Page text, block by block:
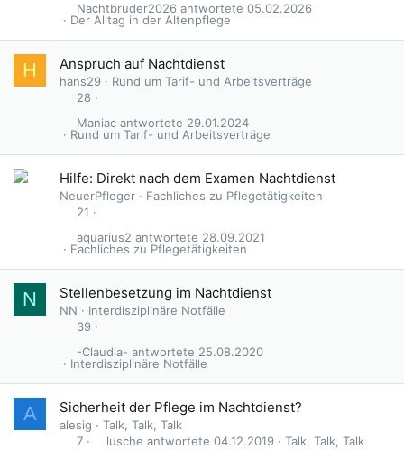
Der Alltag in der Altenpflege
05.02.2026
Nachtbruder2026
H Anspruch auf Nachtdienst
hans29
Rund um Tarif- und Arbeitsverträge
28
Rund um Tarif- und Arbeitsverträge
29.01.2024
Maniac
Hilfe: Direkt nach dem Examen Nachtdienst
NeuerPfleger
Fachliches zu Pflegetätigkeiten
21
Fachliches zu Pflegetätigkeiten
28.09.2021
aquarius2
N Stellenbesetzung im Nachtdienst
NN
Interdisziplinäre Notfälle
39
Interdisziplinäre Notfälle
25.08.2020
-Claudia-
A Sicherheit der Pflege im Nachtdienst?
alesig
Talk, Talk, Talk
7
Talk, Talk, Talk
04.12.2019
lusche